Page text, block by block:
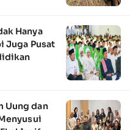
Hanya
Juga Pusat
Uung dan